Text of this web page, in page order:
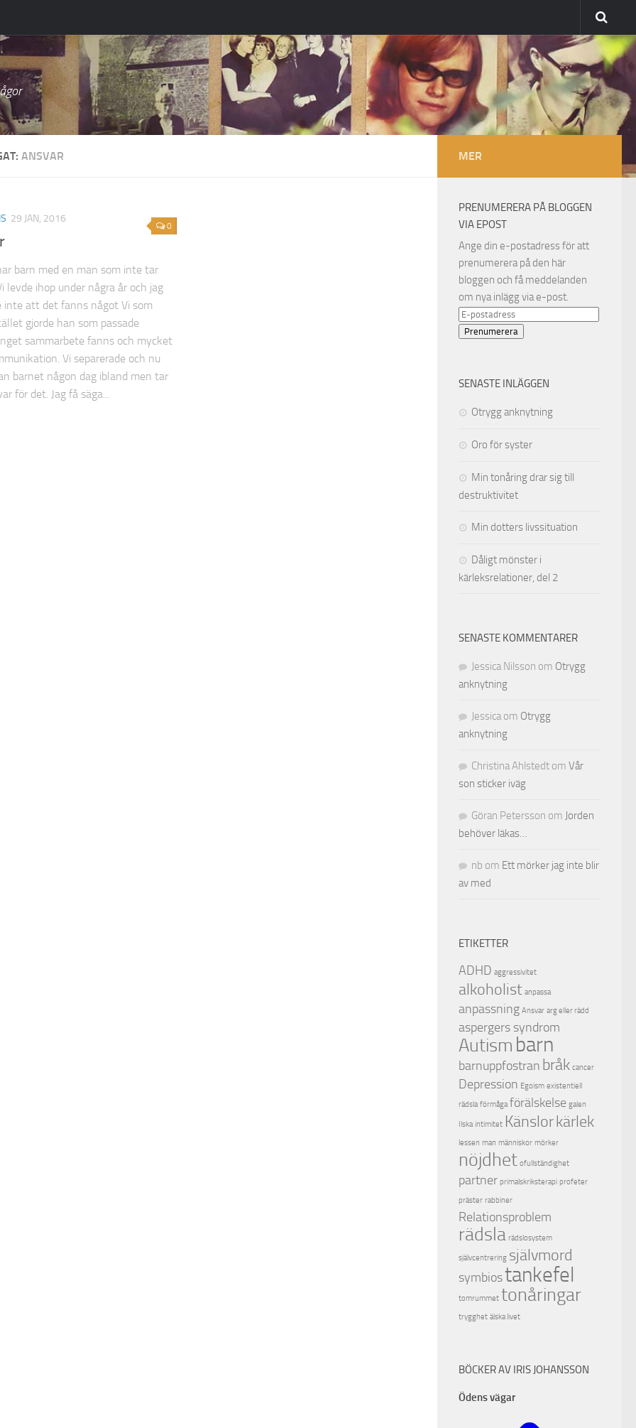
ANSVAR
0
29 JAN, 2016
barn med en man som inte tar
levde ihop under några år och jag
inte att det fanns något Vi som
gjorde han som passade
sammarbete fanns och mycket
Vi separerade och nu
barnet någon dag ibland men tar
för det. Jag få säga...
MER
PRENUMERERA PÅ BLOGGEN
VIA EPOST
Ange din e-postadress för att
prenumerera på den här
bloggen och få meddelanden
om nya inlägg via e-post.
E-
postadress
Prenumerera
SENASTE INLÄGGEN
Otrygg anknytning
Oro för syster
Min tonåring drar sig till
destruktivitet
Min dotters livssituation
Dåligt mönster i
kärleksrelationer, del 2
SENASTE KOMMENTARER
Jessica Nilsson om Otrygg
anknytning
Jessica om Otrygg
anknytning
Christina Ahlstedt om Vår
son sticker iväg
Göran Petersson om Jorden
behöver läkas…
nb om Ett mörker jag inte blir
av med
ETIKETTER
ADHD aggressivitet
alkoholist anpassa
anpassning Ansvar arg eller rädd
aspergers syndrom
Autism barn
barnuppfostran bråk cancer
Depression Egoism existentiell
rädsla förmåga förälskelse galen
Ilska intimitet Känslorkärlek
lessen man människor mörker
nöjdhet ofullständighet
partner primalskriksterapi profeter
präster rabbiner
Relationsproblem
rädsla rädslosystem
självcentrering självmord
symbiostankefel
tomrummet tonåringar
trygghet älska livet
BÖCKER AV IRIS JOHANSSON
Ödens vägar